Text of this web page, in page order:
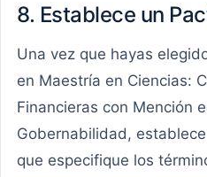
8. Establece un
Una vez que hayas
en Maestría en Ciencias:
Financieras con Mención
Gobernabilidad,
que especifique los